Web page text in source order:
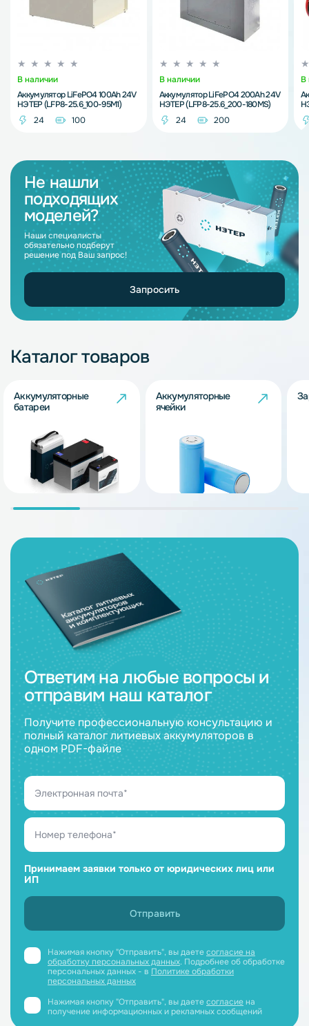
В наличии
Аккумулятор LiFePO4 100Ah 24V
НЭТЕР (LFP8-25.6_100-95M1)
24
100
В наличии
Аккумулятор LiFePO4 200Ah 24V
НЭТЕР (LFP8-25.6_200-180MS)
24
200
В
Не нашли
подходящих
моделей?
Наши специалисты
обязательно подберут
решение под Ваш запрос!
Запросить
Каталог товаров
Аккумуляторные
батареи
Аккумуляторные
ячейки
Ответим на любые вопросы и
отправим наш каталог
Получите профессиональную консультацию и
полный каталог литиевых аккумуляторов в
одном PDF-файле
Принимаем заявки только от юридических лиц или
ИП
Нажимая кнопку "Отправить", вы даетесогласие на
обработку персональных данных. Подробнее об обработке
персональных данных - в Политике обработки
персональных данных
Нажимая кнопку "Отправить", вы даетесогласиена
получение информационных и рекламных сообщений